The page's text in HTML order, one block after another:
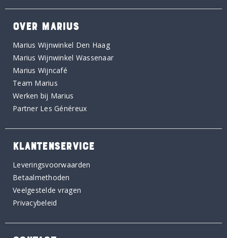
OVER MARIUS
Marius Wijnwinkel Den Haag
Marius Wijnwinkel Wassenaar
Marius Wijncafé
Team Marius
Werken bij Marius
Partner Les Généreux
KLANTENSERVICE
Leveringsvoorwaarden
Betaalmethoden
Veelgestelde vragen
Privacybeleid